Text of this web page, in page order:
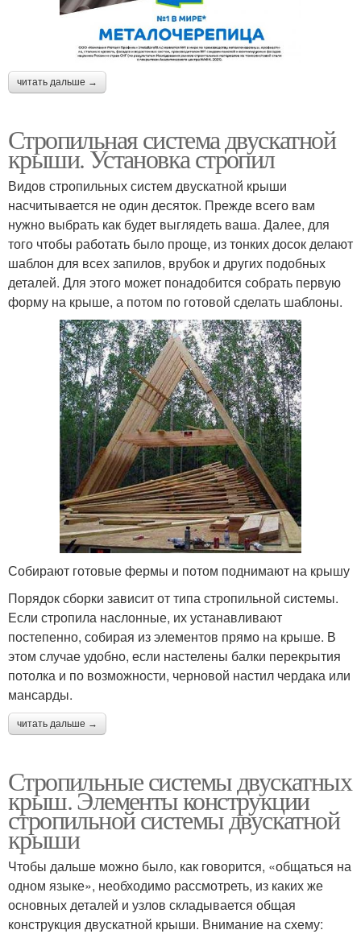
читать дальше →
Стропильная система двускатной
крыши. Установка стропил
Видов стропильных систем двускатной крыши
насчитывается не один десяток. Прежде всего вам
нужно выбрать как будет выглядеть ваша. Далее, для
того чтобы работать было проще, из тонких досок делают
шаблон для всех запилов, врубок и других подобных
деталей. Для этого может понадобится собрать первую
форму на крыше, а потом по готовой сделать шаблоны.
Собирают готовые фермы и потом поднимают на крышу
Порядок сборки зависит от типа стропильной системы.
Если стропила наслонные, их устанавливают
постепенно, собирая из элементов прямо на крыше. В
этом случае удобно, если настелены балки перекрытия
потолка и по возможности, черновой настил чердака или
мансарды.
читать дальше →
Стропильные системы двускатных
крыш. Элементы конструкции
стропильной системы двускатной
крыши
Чтобы дальше можно было, как говорится, «общаться на
одном языке», необходимо рассмотреть, из каких же
основных деталей и узлов складывается общая
конструкция двускатной крыши. Внимание на схему: